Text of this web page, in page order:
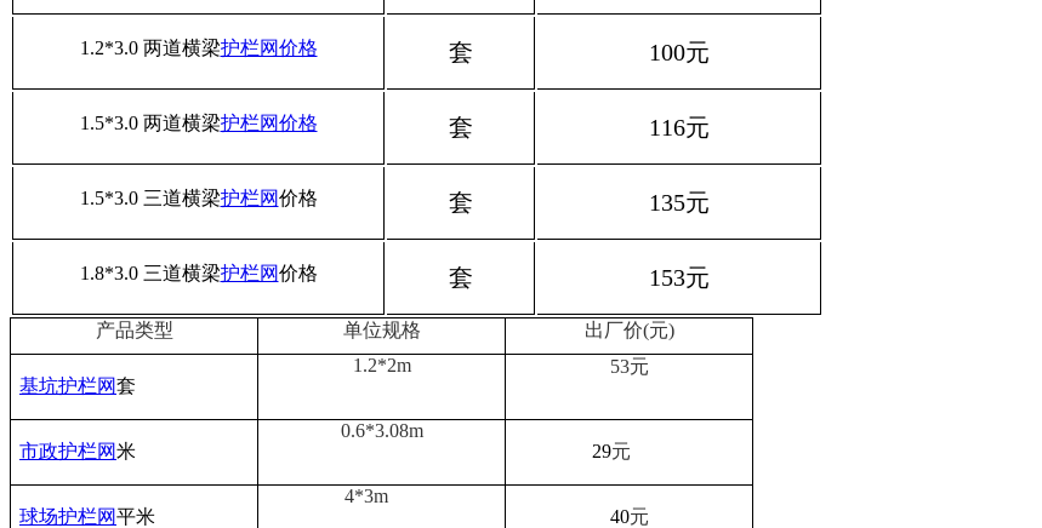
1.2*3.0 两道横梁护栏网价格 套 100元
1.5*3.0 两道横梁护栏网价格 套 116元
1.5*3.0 三道横梁护栏网价格 套 135元
1.8*3.0 三道横梁护栏网价格 套 153元
产品类型 单位规格 出厂价(元)
基坑护栏网套
1.2*2m 53元
市政护栏网米
0.6*3.08m
29元
球场护栏网平米
4*3m
40元